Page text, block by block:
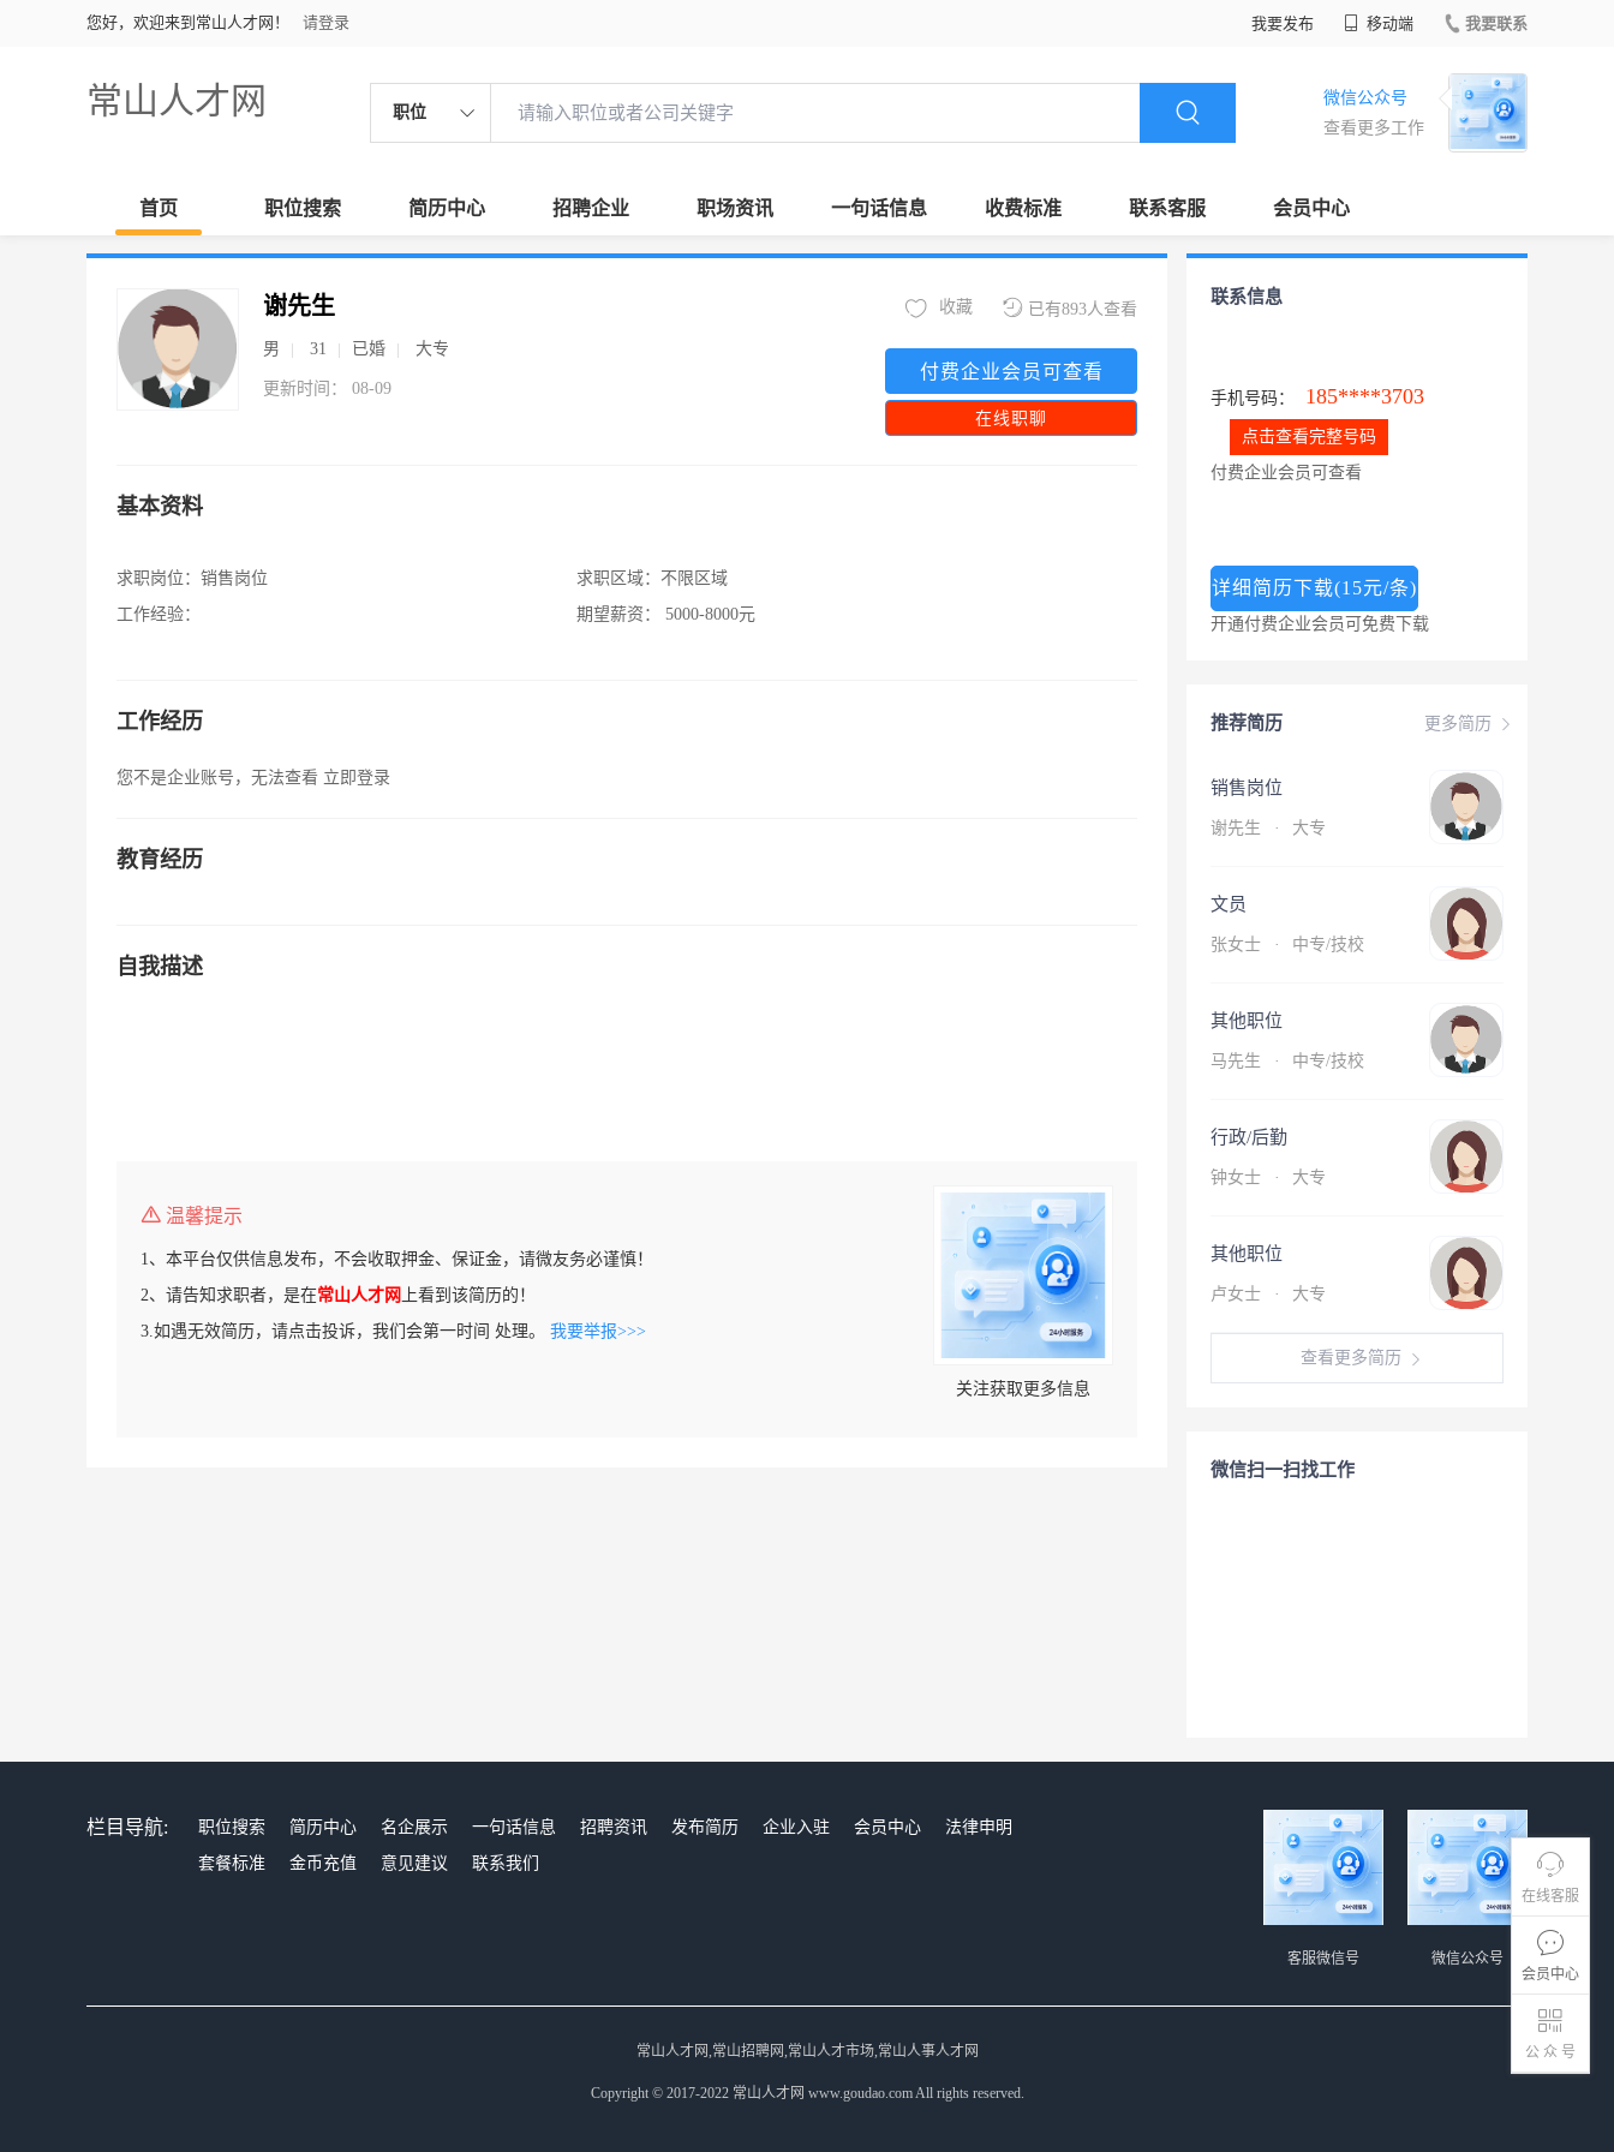
您好，欢迎来到常山人才网！ 请登录 我要发布 移动端 我要联系
常山人才网 职位
微信公众号
查看更多工作
首页 职位搜索 简历中心 招聘企业 职场资讯 一句话信息 收费标准 联系客服 会员中心
在线客服
会员中心
公 众 号
谢先生
男 31 已婚 大专
更新时间： 08-09
已有893人查看
收藏
付费企业会员可查看
在线职聊
基本资料
求职岗位： 销售岗位
工作经验：
求职区域： 不限区域
期望薪资：
5000-8000元
工作经历
您不是企业账号，无法查看 立即登录
教育经历
自我描述
温馨提示
1、本平台仅供信息发布，不会收取押金、保证金，请微友务必谨慎！
2、请告知求职者，是在常山人才网 上看到该简历的！
3.如遇无效简历，请点击投诉，我们会第一时间 处理。 我要举报>>>
关注获取更多信息
联系信息
手机号码： 185****3703
点击查看完整号码
付费企业会员可查看
详细简历下载(15元/条)
开通付费企业会员可免费下载
更多简历
推荐简历
销售岗位
谢先生 · 大专
文员
张女士 · 中专/技校
其他职位
马先生 · 中专/技校
行政/后勤
钟女士 · 大专
其他职位
卢女士 · 大专
查看更多简历
微信扫一扫找工作
栏目导航: 职位搜索 简历中心 名企展示 一句话信息 招聘资讯 发布简历 企业入驻 会员中心
法律申明
套餐标准
金币充值 意见建议 联系我们
微信公众号
客服微信号
常山人才网,常山招聘网,常山人才市场,常山人事人才网
Copyright © 2017-2022 常山人才网 www.goudao.com All rights reserved.